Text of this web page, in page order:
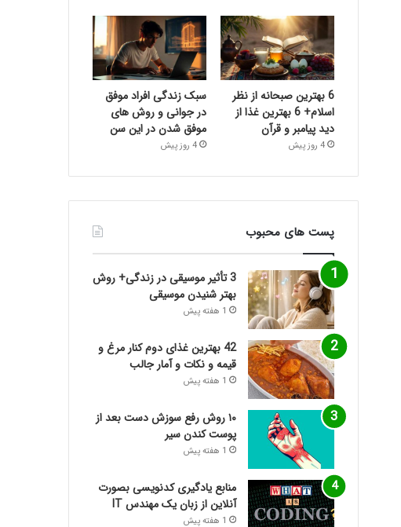
6 بهترین صبحانه از نظر
اسلام+ 6 بهترین غذا از
دید پیامبر و قرآن
4 روز پیش
سبک زندگی افراد موفق
در جوانی و روش های
موفق شدن در این سن
4 روز پیش
پست های محبوب
3 تأثیر موسیقی در زندگی+ روش
بهتر شنیدن موسیقی
1 هفته پیش
42 بهترین غذای دوم کنار مرغ و
قیمه و نکات و آمار جالب
1 هفته پیش
۱۰ روش رفع سوزش دست بعد از
پوست کندن سیر
1 هفته پیش
منابع یادگیری کدنویسی بصورت
آنلاین از زبان یک مهندس IT
1 هفته پیش